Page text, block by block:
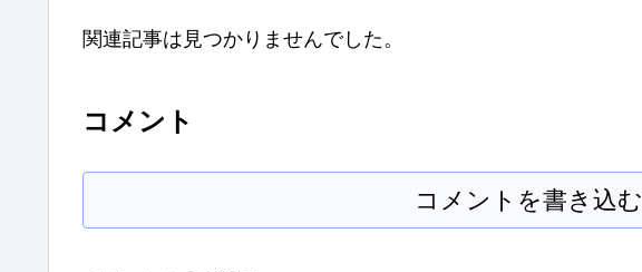
関連記事は見つかりませんでした。
コメント
コメントを書き込む